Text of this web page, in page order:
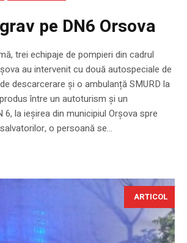
pe DN6 Orsova
trei echipaje de pompieri din cadrul
au intervenit cu două autospeciale de
descarcerare și o ambulanță SMURD la
între un autoturism și un
6, la ieșirea din municipiul Orșova spre
o persoană se...
ARTICOL